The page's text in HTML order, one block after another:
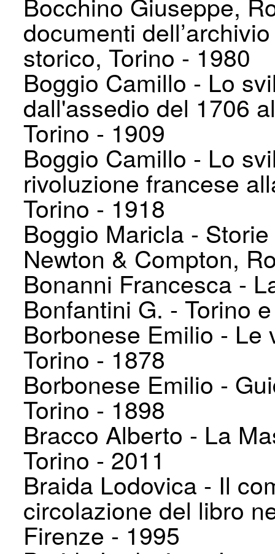
documenti
storico, Torino - 1980
Boggio Camillo - Lo
dall'assedio del 1706
Torino - 1909
Boggio Camillo - Lo
rivoluzione francese
Torino - 1918
Boggio Maricla -
Newton & Compton,
Bonanni Francesca -
Bonfantini G. - Torino
Borbonese Emilio - Le
Torino - 1878
Borbonese Emilio -
Torino - 1898
Bracco Alberto - La
Torino - 2011
Braida Lodovica - Il
circolazione del libro
Firenze - 1995